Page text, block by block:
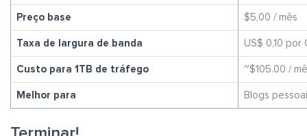
Preço base $5,00 / mês
Taxa de largura de banda US$ 0,10 por
Custo para 1TB de tráfego ~$105.00 /
Melhor para Blogs